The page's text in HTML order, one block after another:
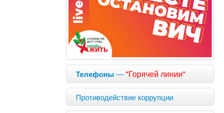
Телефоны —"Горячей линии"
Противодействие коррупции